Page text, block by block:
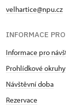
velhartice@npu.cz
INFORMACE
Informace pro
Prohlídkové okruhy
Návštěvní doba
Rezervace